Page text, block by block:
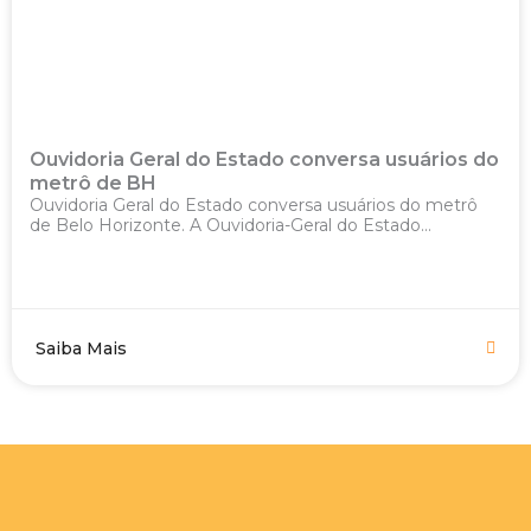
Ouvidoria Geral do Estado conversa usuários do
metrô de BH
Ouvidoria Geral do Estado conversa usuários do metrô
de Belo Horizonte. A Ouvidoria-Geral do Estado...
Saiba Mais